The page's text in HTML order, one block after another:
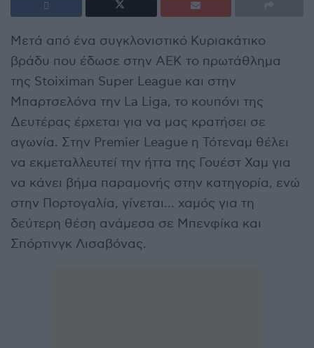
Μετά από ένα συγκλονιστικό Κυριακάτικο
βράδυ που έδωσε στην ΑΕΚ το πρωτάθλημα
της Stoiximan Super League και στην
Μπαρτσελόνα την La Liga, το κουπόνι της
Δευτέρας έρχεται για να μας κρατήσει σε
αγωνία. Στην Premier League η Τότεναμ θέλει
να εκμεταλλευτεί την ήττα της Γουέστ Χαμ για
να κάνει βήμα παραμονής στην κατηγορία, ενώ
στην Πορτογαλία, γίνεται… χαμός για τη
δεύτερη θέση ανάμεσα σε Μπενφίκα και
Σπόρτινγκ Λισαβόνας.